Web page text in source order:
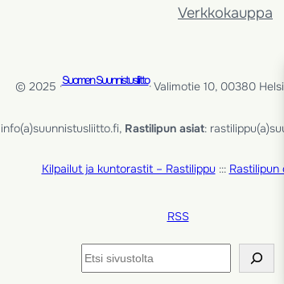
Verkkokauppa
© 2025 ·Suomen Suunnistusliitto· Valimotie 10, 00380
info(a)suunnistusliitto.fi, Rastilipun asiat:
Kilpailut ja kuntorastit – Rastilippu::: Rastilipun
RSS
Etsi